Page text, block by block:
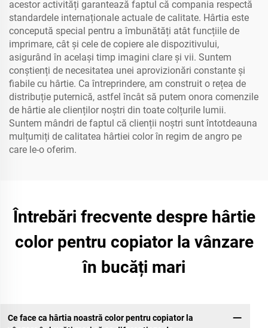
acestor activități garantează faptul că compania respectă
standardele internaționale actuale de calitate. Hârtia este
concepută special pentru a îmbunătăți atât funcțiile de
imprimare, cât și cele de copiere ale dispozitivului,
asigurând în același timp imagini clare și vii. Suntem
conștienți de necesitatea unei aprovizionări constante și
fiabile cu hârtie. Ca întreprindere, am construit o rețea de
distribuție puternică, astfel încât să putem onora comenzile
de hârtie ale clienților noștri din toate colțurile lumii.
Suntem mândri de faptul că clienții noștri sunt întotdeauna
mulțumiți de calitatea hârtiei color în regim de angro pe
care le-o oferim.
Întrebări frecvente despre hârtie
color pentru copiator la vânzare
în bucăți mari
Ce face ca hârtia noastră color pentru copiator la